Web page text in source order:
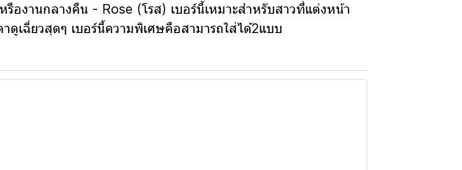
องานกลางคืน - Rose (โรส) เบอร์นี้เหมาะสำหรับสาวที่แต่งหน้า
เฉี่ยวสุดๆ เบอร์นี้ความพิเศษคือสามารถใส่ได้2แบบ